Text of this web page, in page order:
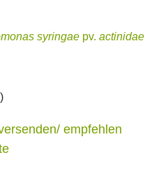
syringae pv. actinidae
empfehlen